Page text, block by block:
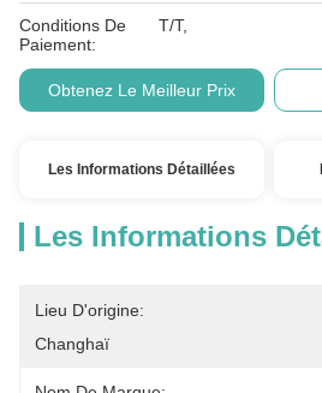
Conditions De
Paiement:
T/T,
Obtenez Le Meilleur Prix
Les Informations Détaillées
Les Informations
Lieu D'origine:
Changhaï